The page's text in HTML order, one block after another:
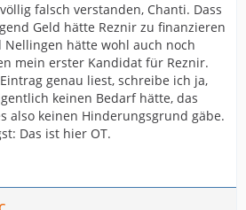
falsch verstanden, Chanti. Dass
Geld hätte Reznir zu finanzieren
hätte wohl auch noch
mein erster Kandidat für Reznir.
genau liest, schreibe ich ja,
keinen Bedarf hätte, das
also keinen Hinderungsgrund gäbe.
Das ist hier OT.